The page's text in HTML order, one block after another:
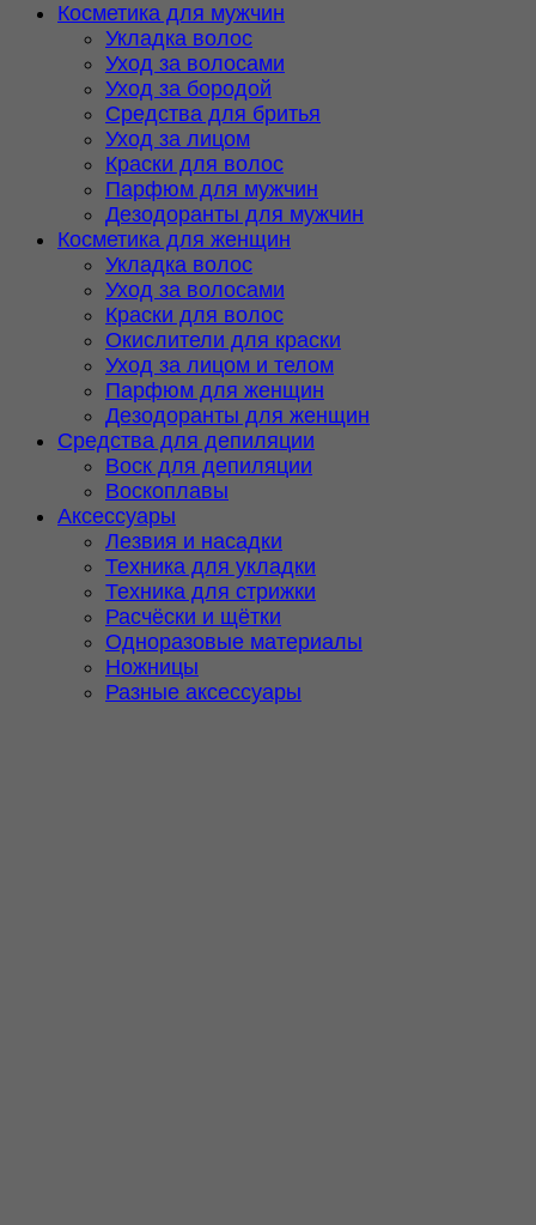
Косметика для мужчин
Укладка волос
Уход за волосами
Уход за бородой
Средства для бритья
Уход за лицом
Краски для волос
Парфюм для мужчин
Дезодоранты для мужчин
Косметика для женщин
Укладка волос
Уход за волосами
Краски для волос
Окислители для краски
Уход за лицом и телом
Парфюм для женщин
Дезодоранты для женщин
Средства для депиляции
Воск для депиляции
Воскоплавы
Аксессуары
Лезвия и насадки
Техника для укладки
Техника для стрижки
Расчёски и щётки
Одноразовые материалы
Ножницы
Разные аксессуары